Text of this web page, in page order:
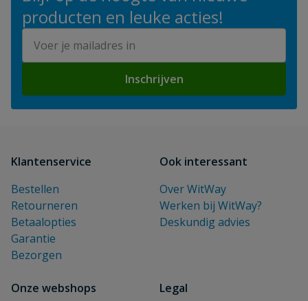
producten en leuke acties!
Inschrijven
Klantenservice
Bestellen
Retourneren
Betaalopties
Garantie
Bezorgen
Ook interessant
Over WitWay
Werken bij WitWay?
Deskundig advies
Onze webshops
Legal